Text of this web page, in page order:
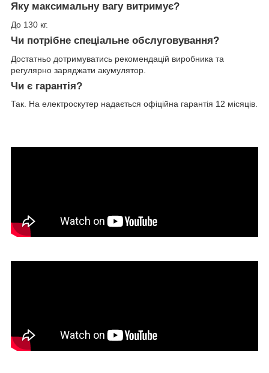
Яку максимальну вагу витримує?
До 130 кг.
Чи потрібне спеціальне обслуговування?
Достатньо дотримуватись рекомендацій виробника та
регулярно заряджати акумулятор.
Чи є гарантія?
Так. На електроскутер надається офіційна гарантія 12 місяців.